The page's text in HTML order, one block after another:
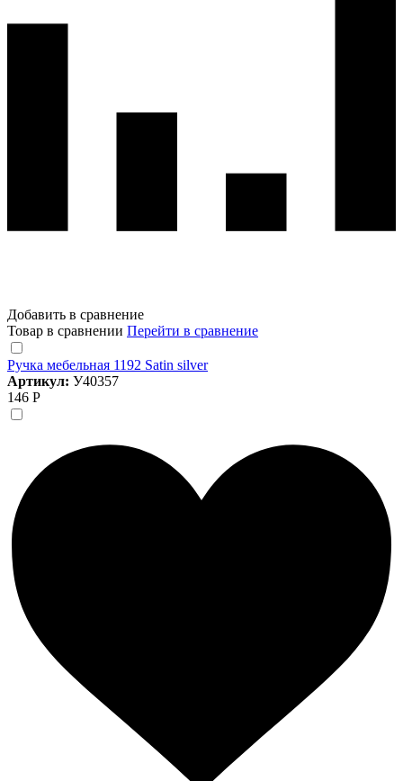
Добавить в сравнение
Товар в сравнении Перейти в сравнение
Ручка мебельная 1192 Satin silver
Артикул: У40357
146 Р